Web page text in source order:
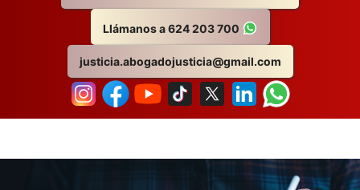
Llámanos a 624 203 700
justicia.abogadojusticia@gmail.com